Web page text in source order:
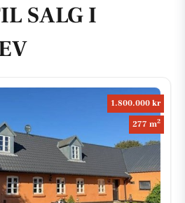
SALG I
1.800.000 kr
277 m2